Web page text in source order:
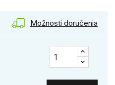
Možnosti doručenia